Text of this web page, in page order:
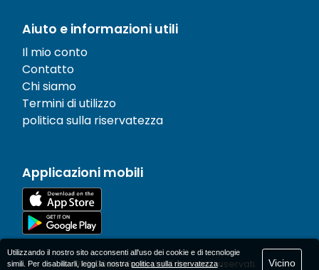
Aiuto e informazioni utili
Il mio conto
Contatto
Chi siamo
Termini di utilizzo
politica sulla riservatezza
Applicazioni mobili
© 1977-2026AFerry Ltd. Tutti i diritti riservati.
Utilizzando il nostro sito acconsenti all'uso dei cookie e di tecnologie
simili. Per disabilitarli, leggi la nostrapolitica sulla riservatezza. Vicino